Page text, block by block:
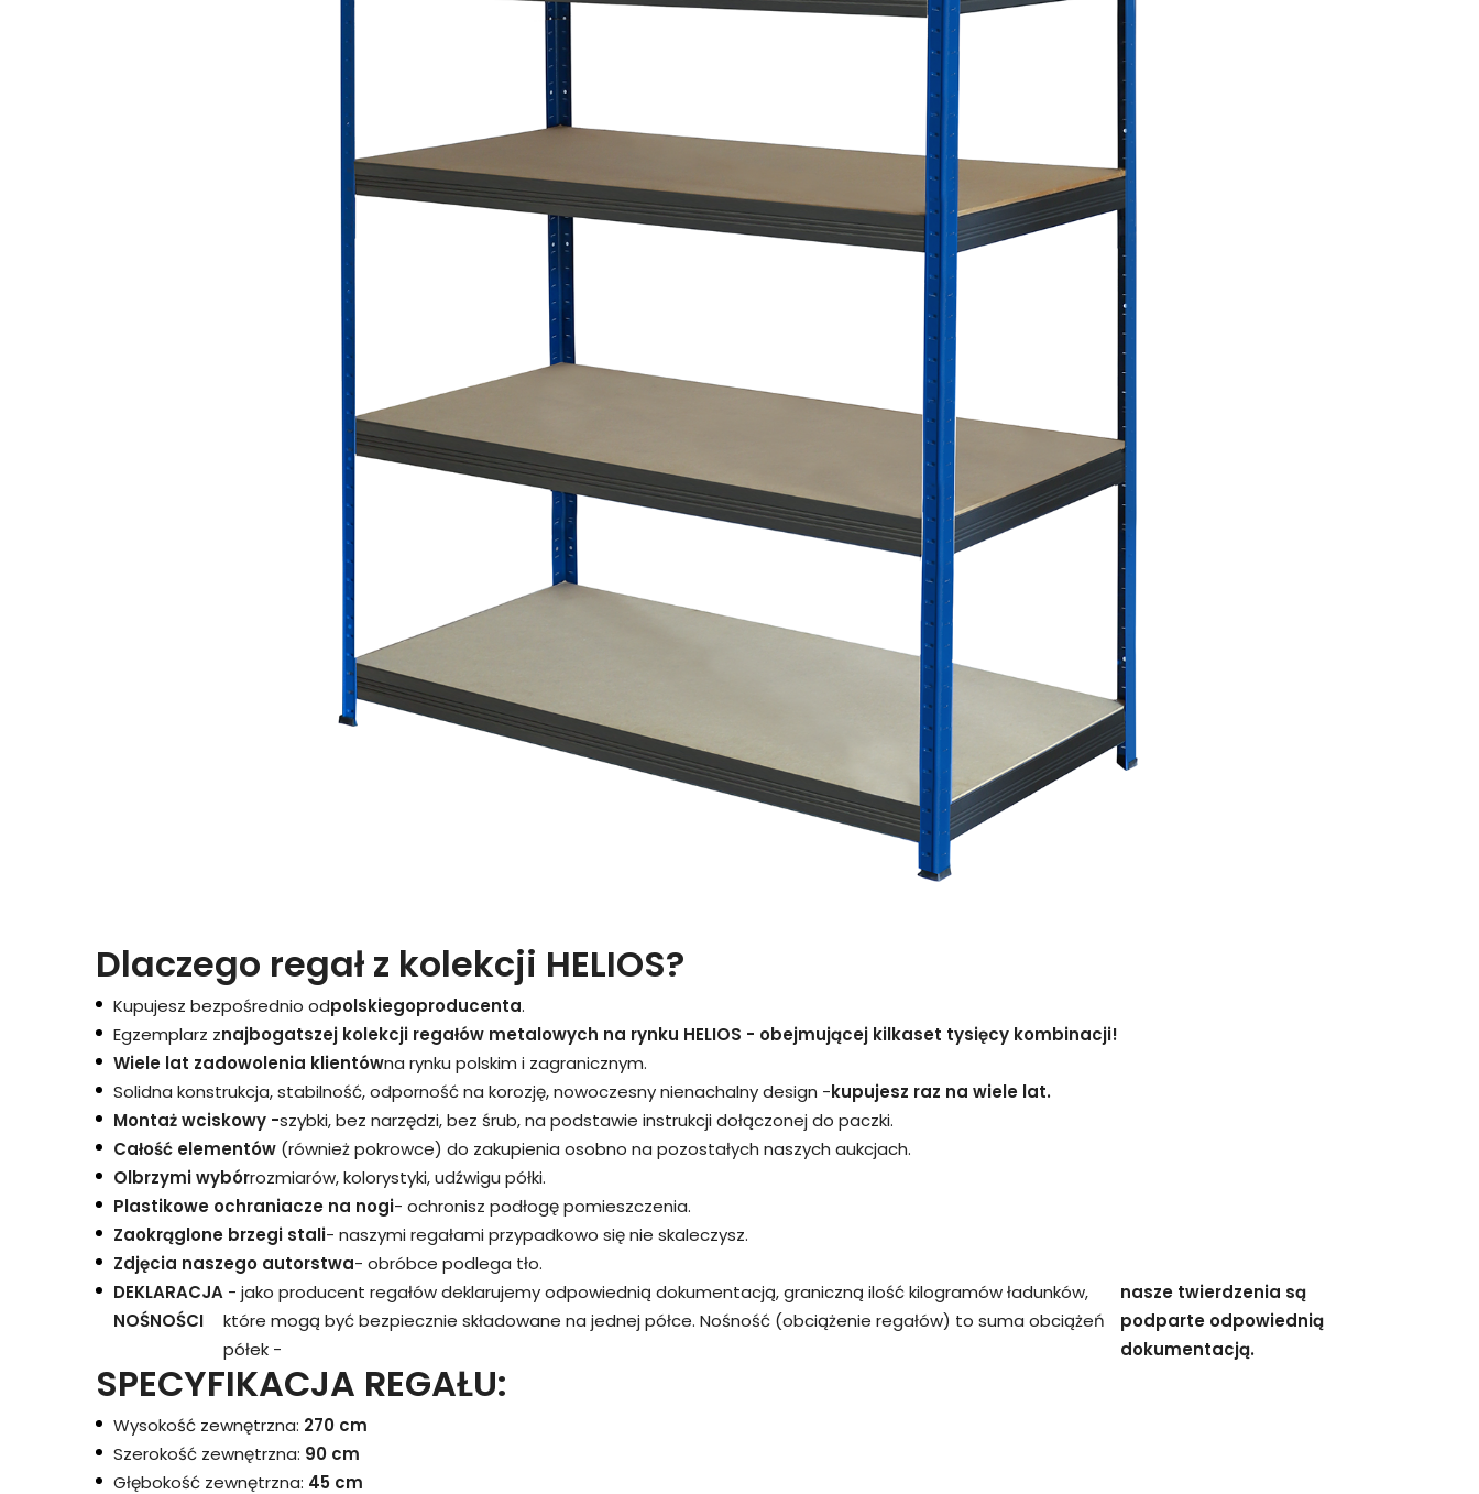
Dlaczego regał z kolekcji HELIOS?
Kupujesz bezpośrednio odpolskiegoproducenta.
Egzemplarz znajbogatszej kolekcji regałów metalowych na rynku HELIOS - obejmującej kilkaset tysięcy kombinacji!
Wiele lat zadowolenia klientówna rynku polskim i zagranicznym.
Solidna konstrukcja, stabilność, odporność na korozję, nowoczesny nienachalny design -kupujesz raz na wiele lat.
Montaż wciskowy -szybki, bez narzędzi, bez śrub, na podstawie instrukcji dołączonej do paczki.
Całość elementów (również pokrowce) do zakupienia osobno na pozostałych naszych aukcjach.
Olbrzymi wybórrozmiarów, kolorystyki, udźwigu półki.
Plastikowe ochraniacze na nogi- ochronisz podłogę pomieszczenia.
Zaokrąglone brzegi stali- naszymi regałami przypadkowo się nie skaleczysz.
Zdjęcia naszego autorstwa- obróbce podlega tło.
DEKLARACJA
NOŚNOŚCI
- jako producent regałów deklarujemy odpowiednią dokumentacją, graniczną ilość kilogramów ładunków,
które mogą być bezpiecznie składowane na jednej półce. Nośność (obciążenie regałów) to suma obciążeń
półek -
nasze twierdzenia są
podparte odpowiednią
dokumentacją.
SPECYFIKACJA REGAŁU:
Wysokość zewnętrzna: 270 cm
Szerokość zewnętrzna: 90 cm
Głębokość zewnętrzna: 45 cm